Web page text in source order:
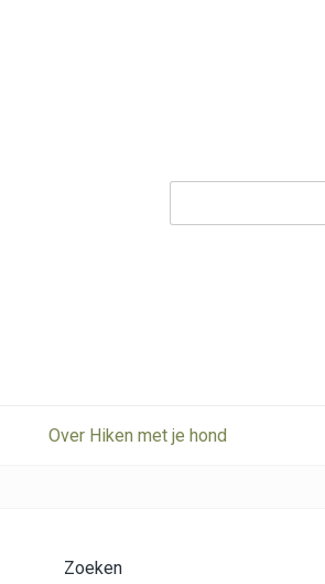
Over Hiken met je hond
Zoeken